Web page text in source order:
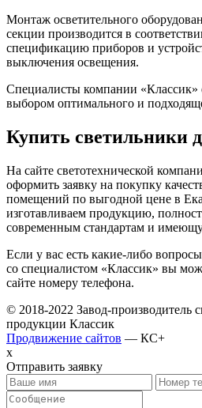
Монтаж осветительного
секции производится в
спецификацию приборов и
выключения освещения.
Специалисты компании «Классик»
выбором оптимального и
Купить светильники
На сайте светотехнической
оформить заявку на покупку
помещений по выгодной цене в
изготавливаем продукцию,
современным стандартам и
Если у вас есть какие-либо
со специалистом «Классик»‎ вы
сайте номеру телефона.
© 2018-2022 Завод-производитель
продукции Классик
Продвижение сайтов — КС+
x
Отправить заявку